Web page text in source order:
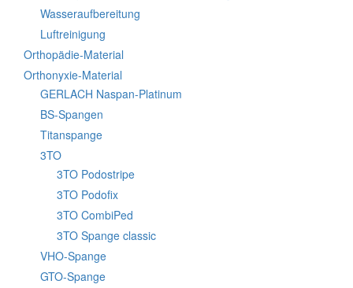
Wasseraufbereitung
Luftreinigung
Orthopädie-Material
Orthonyxie-Material
GERLACH Naspan-Platinum
BS-Spangen
Titanspange
3TO
3TO Podostripe
3TO Podofix
3TO CombiPed
3TO Spange classic
VHO-Spange
GTO-Spange